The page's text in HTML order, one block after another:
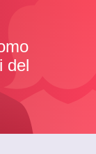
del